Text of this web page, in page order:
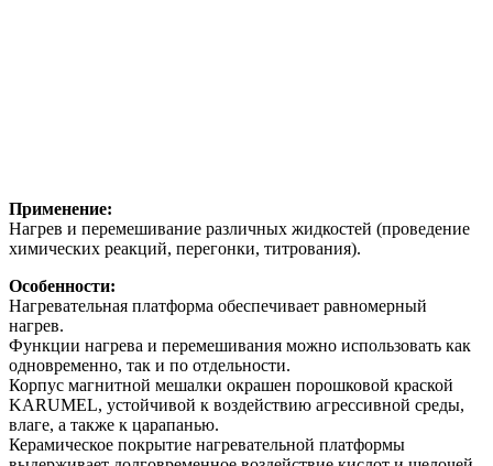
Применение:
Нагрев и перемешивание различных жидкостей (проведение
химических реакций, перегонки, титрования).
Особенности:
Нагревательная платформа обеспечивает равномерный
нагрев.
Функции нагрева и перемешивания можно использовать как
одновременно, так и по отдельности.
Корпус магнитной мешалки окрашен порошковой краской
KARUMEL, устойчивой к воздействию агрессивной среды,
влаге, а также к царапанью.
Керамическое покрытие нагревательной платформы